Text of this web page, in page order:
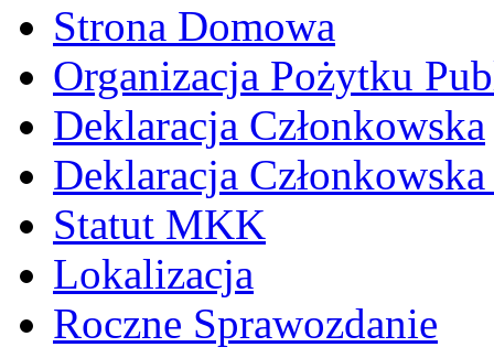
Strona Domowa
Organizacja Pożytku
Deklaracja Członkowska
Deklaracja
Statut MKK
Lokalizacja
Roczne Sprawozdanie